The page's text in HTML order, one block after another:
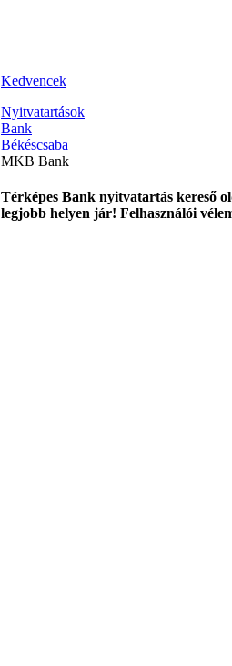
Kedvencek
Nyitvatartások
Bank
Békéscsaba
MKB Bank
Térképes Bank nyitvatartás kereső
legjobb helyen jár! Felhasználói